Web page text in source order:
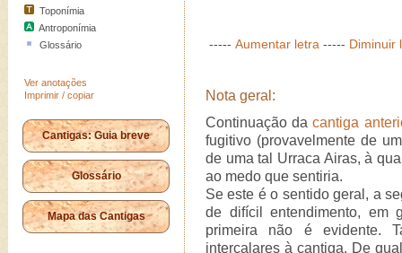
Toponímia
Antroponímia
Glossário
Ver anotações
Imprimir / copiar
Cantigas: Guia breve
Glossário
Mapa das Cantigas
----- Aumentar letra ----- Diminuir
Nota geral:
Continuação dacantiga
fugitivo (provavelmente de
de uma tal Urraca Airas, à
ao medo que sentiria.
Se este é o sentido geral, a
de difícil entendimento, em
primeira não é evidente.
intercalares à cantiga. De